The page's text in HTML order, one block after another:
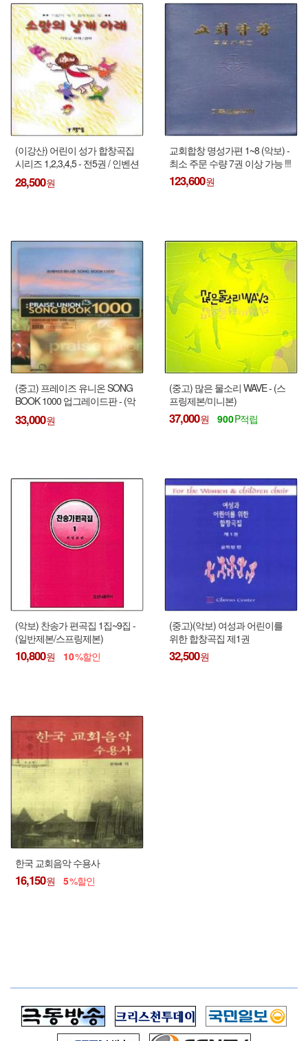
(이강산) 어린이 성가 합창곡집
시리즈 1,2,3,4,5 - 전5권 / 인벤션
1권
28,500
교회합창 명성가편 1~8 (악보) -
최소 주문 수량 7권 이상 가능 !!!
123,600
(중고) 프레이즈 유니온 SONG
BOOK 1000 업그레이드판 - (악
보, 스프링제본)
33,000
(중고) 많은 물소리 WAVE - (스
프링제본/미니본)
37,000 900
(악보) 찬송가 편곡집 1집~9집 -
(일반제본/스프링제본)
10,800 10
(중고)(악보) 여성과 어린이를
위한 합창곡집 제1권
32,500
한국 교회음악 수용사
16,150 5